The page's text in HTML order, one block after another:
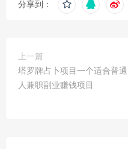
分享到：
上一篇
塔罗牌占卜项目一个适合普通
人兼职副业赚钱项目